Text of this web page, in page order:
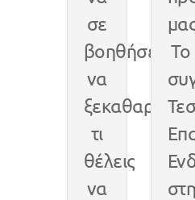
σε
βοηθήσει
να
ξεκαθαρίσεις
τι
θέλεις
να
Το